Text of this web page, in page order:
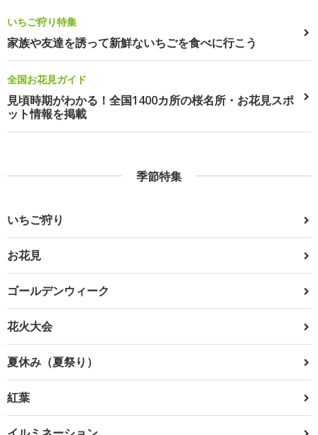
いちご狩り特集
家族や友達を誘って新鮮ないちごを食べに行こう
全国お花見ガイド
見頃時期がわかる！全国1400カ所の桜名所・お花見スポ
ット情報を掲載
季節特集
いちご狩り
お花見
ゴールデンウィーク
花火大会
夏休み（夏祭り）
紅葉